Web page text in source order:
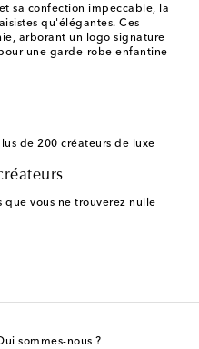
sa confection impeccable, la
qu'élégantes. Ces
arborant un logo signature
une garde-robe enfantine
de 200 créateurs de luxe
que vous ne trouverez nulle
sommes-nous ?